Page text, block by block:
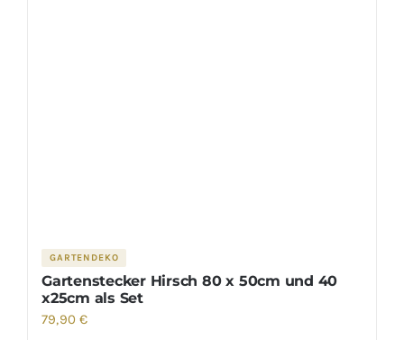
GARTENDEKO
Gartenstecker Hirsch 80 x 50cm und 40
x25cm als Set
79,90€